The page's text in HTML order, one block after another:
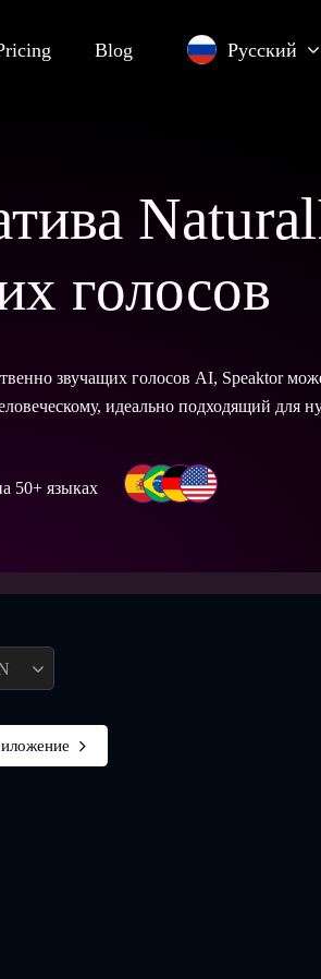
Blog Русский
голосов
звучащих голосов AI, Speaktor
идеально подходящий для
50+ языках